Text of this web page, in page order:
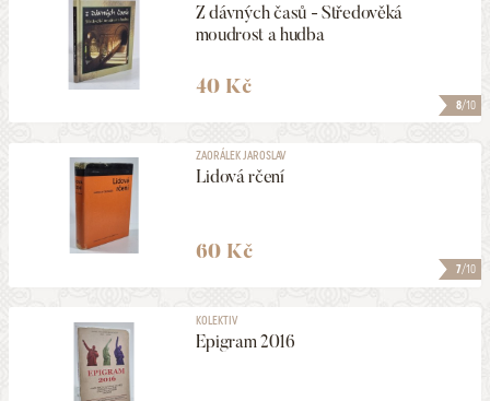
8/10
Z dávných časů - Středověká
moudrost a hudba
40 Kč
7/10
ZAORÁLEK JAROSLAV
Lidová rčení
60 Kč
KOLEKTIV
Epigram 2016